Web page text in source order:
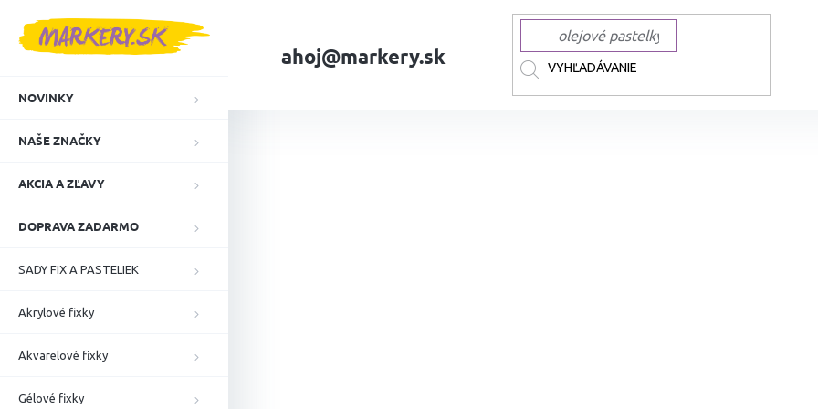
ahoj@markery.sk
NOVINKY
NAŠE ZNAČKY
AKCIA A ZĽAVY
DOPRAVA ZADARMO
SADY FIX A PASTELIEK
Akrylové fixky
Akvarelové fixky
Gélové fixky